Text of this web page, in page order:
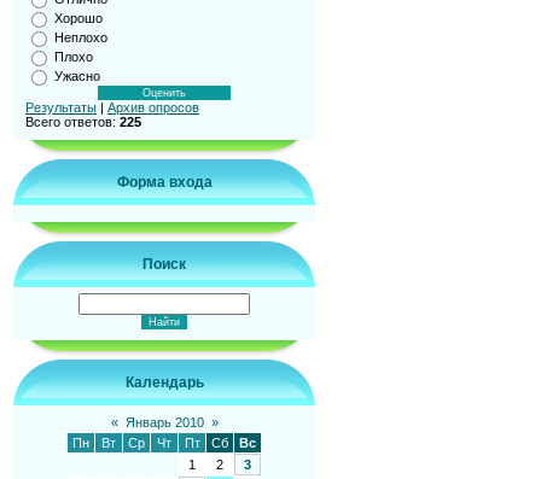
Хорошо
Неплохо
Плохо
Ужасно
Результаты | Архив опросов
Всего ответов: 225
Форма входа
Поиск
Календарь
« Январь 2010 »
Пн
Вт Ср Чт Пт Сб
Вс
1
2
3